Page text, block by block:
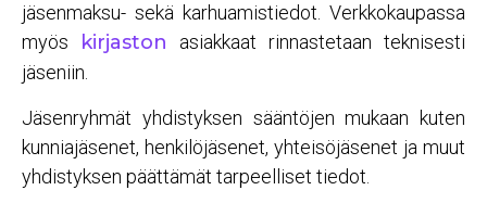
jäsenmaksu- sekä karhuamistiedot. Verkkokaupassa
myös
kirjaston asiakkaat rinnastetaan teknisesti
jäseniin.
Jäsenryhmät yhdistyksen sääntöjen mukaan kuten
kunniajäsenet, henkilöjäsenet, yhteisöjäsenet ja muut
yhdistyksen päättämät tarpeelliset tiedot.